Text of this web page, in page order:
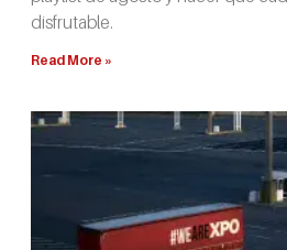
disfrutable.
Read More »